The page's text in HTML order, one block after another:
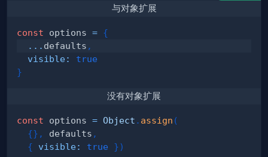
与对象扩展
const options = {
... defaults ,
visible:
true
}
没有对象扩展
const options = Object . assign (
{} , defaults ,
{
visible: true })